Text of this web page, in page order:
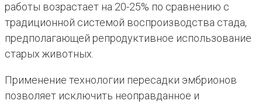
работы возрастает на 20-25% по сравнению с
традиционной системой воспроизводства стада,
предполагающей репродуктивное использование
старых животных.
Применение технологии пересадки эмбрионов
позволяет исключить неоправданное и